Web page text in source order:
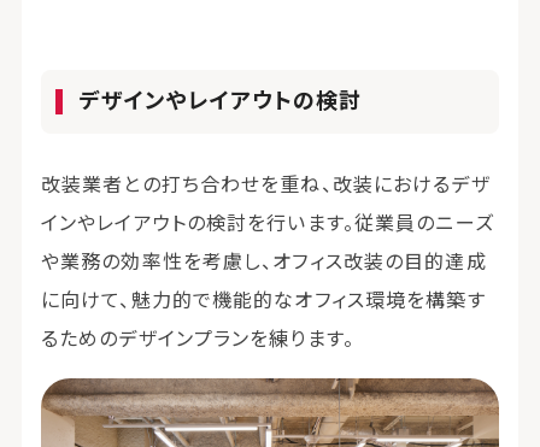
デザインやレイアウトの検討
改装業者との打ち合わせを重ね、改装におけるデザ
インやレイアウトの検討を行います。従業員のニーズ
や業務の効率性を考慮し、オフィス改装の目的達成
に向けて、魅力的で機能的なオフィス環境を構築す
るためのデザインプランを練ります。